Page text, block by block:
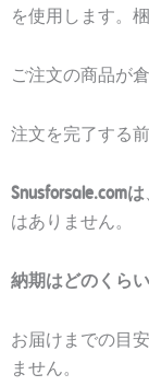
を使用します。
ご注文の商品が
注文を完了する
Snusforsale.comは
はありません。
納期はどのくら
お届けまでの目
ません。